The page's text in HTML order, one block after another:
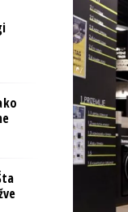
KNOW-